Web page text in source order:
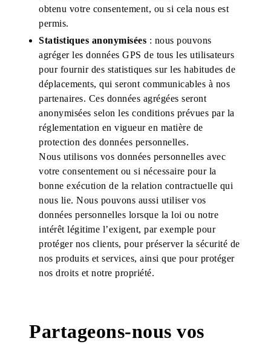
obtenu votre consentement, ou si cela nous est
permis.
Statistiques anonymisées : nous pouvons
agréger les données GPS de tous les utilisateurs
pour fournir des statistiques sur les habitudes de
déplacements, qui seront communicables à nos
partenaires. Ces données agrégées seront
anonymisées selon les conditions prévues par la
réglementation en vigueur en matière de
protection des données personnelles.
Nous utilisons vos données personnelles avec
votre consentement ou si nécessaire pour la
bonne exécution de la relation contractuelle qui
nous lie. Nous pouvons aussi utiliser vos
données personnelles lorsque la loi ou notre
intérêt légitime l’exigent, par exemple pour
protéger nos clients, pour préserver la sécurité de
nos produits et services, ainsi que pour protéger
nos droits et notre propriété.
Partageons-nous vos